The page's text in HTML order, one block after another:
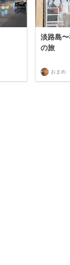
淡路島
の旅
おまめ